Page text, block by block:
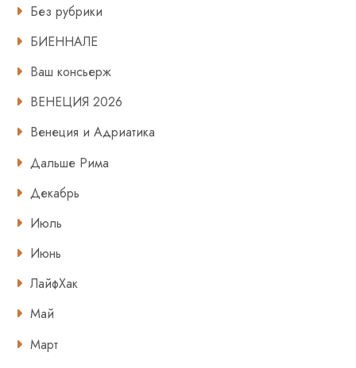
Без рубрики
БИЕННАЛЕ
Ваш консьерж
ВЕНЕЦИЯ 2026
Венеция и Адриатика
Дальше Рима
Декабрь
Июль
Июнь
ЛайфХак
Май
Март